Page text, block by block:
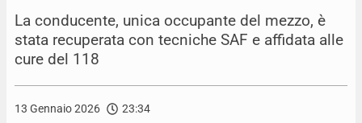
La conducente, unica occupante del mezzo, è
stata recuperata con tecniche SAF e affidata alle
cure del 118
13 Gennaio 2026 23:34